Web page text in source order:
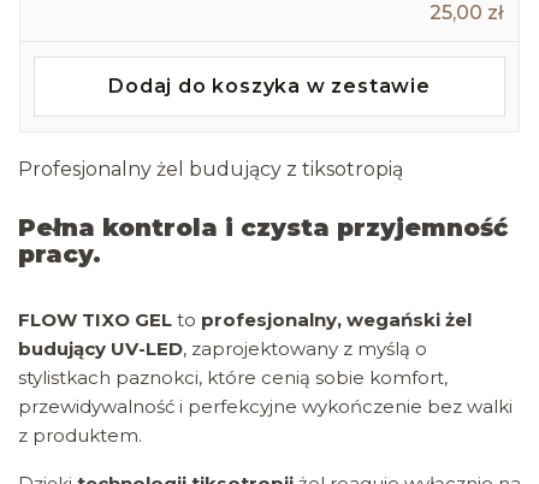
Profesjonalny żel budujący z tiksotropią
Pełna kontrola i czysta przyjemność
pracy.
FLOW TIXO GEL to profesjonalny, wegański żel
budujący UV-LED, zaprojektowany z myślą o
stylistkach paznokci, które cenią sobie komfort,
przewidywalność i perfekcyjne wykończenie bez walki
z produktem.
25,00 zł
Dodaj do koszyka w zestawie